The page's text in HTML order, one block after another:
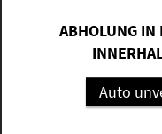
ABHOLUNG IN
Auto